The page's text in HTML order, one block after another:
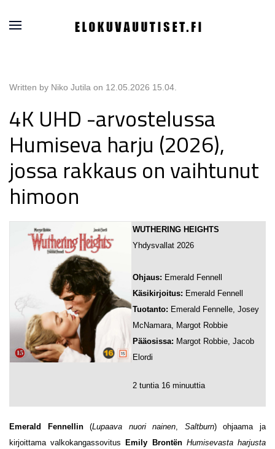
Written by Niko Jutila on 12.05.2026 15.04
4K UHD -arvostelussa
Humiseva harju (2026),
jossa rakkaus on vaihtunut
himoon
WUTHERING HEIGHTS
Yhdysvallat 2026
Ohjaus: Emerald Fennell
Käsikirjoitus: Emerald Fennell
Tuotanto: Emerald Fennelle, Josey
McNamara, Margot Robbie
Pääosissa: Margot Robbie, Jacob
Elordi
2 tuntia 16 minuuttia
Emerald Fennellin(Lupaava nuori nainen, Saltburn) ohjaama ja
kirjoittama valkokangassovitus
Emily Brontën Humisevasta harjusta